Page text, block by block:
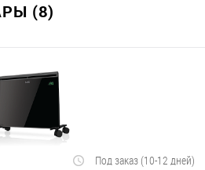
(8)
Под заказ (10-12 дней)